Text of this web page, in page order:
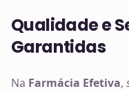
Qualidade e
Garantidas
Na Farmácia Efetiva,